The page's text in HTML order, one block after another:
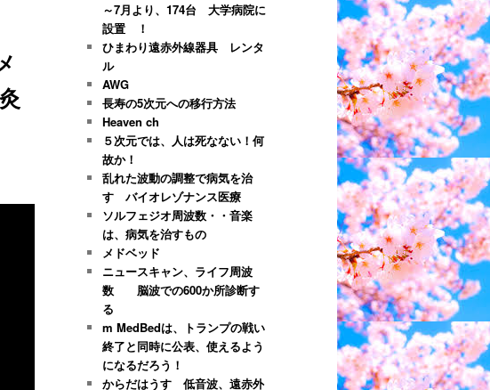
～7月より、174台 大学病院に
設置 ！
ひまわり遠赤外線器具 レンタ
ル
AWG
長寿の5次元への移行方法
Heaven ch
５次元では、人は死なない！何
故か！
乱れた波動の調整で病気を治
す バイオレゾナンス医療
ソルフェジオ周波数・・音楽
は、病気を治すもの
メドベッド
ニュースキャン、ライフ周波
数 脳波での600か所診断す
る
m MedBedは、トランプの戦い
終了と同時に公表、使えるよう
になるだろう！
からだはうす 低音波、遠赤外